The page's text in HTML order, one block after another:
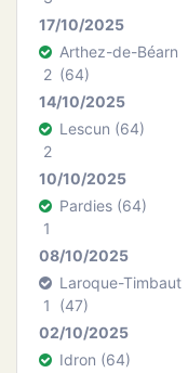
17/10/2025
2
Arthez-de-Béarn
(64)
14/10/2025
2
Lescun (64)
10/10/2025
1
Pardies (64)
08/10/2025
1
Laroque-Timbaut
(47)
02/10/2025
Idron (64)